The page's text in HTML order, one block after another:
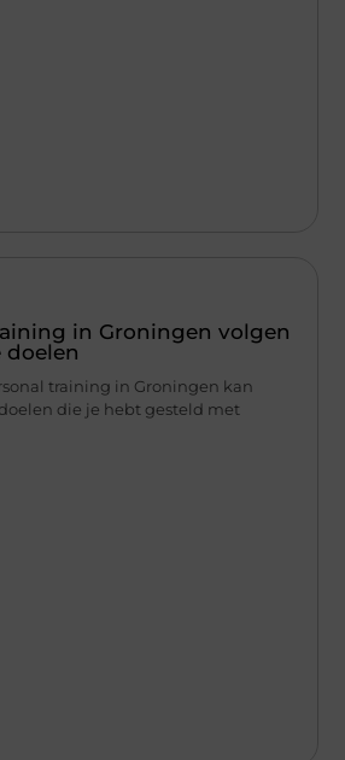
in Groningen volgen
doelen
training in Groningen kan
die je hebt gesteld met